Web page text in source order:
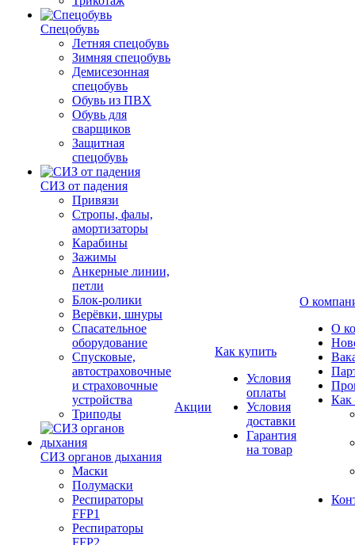
Спецобувь
Летняя спецобувь
Зимняя спецобувь
Демисезонная
спецобувь
Обувь из ПВХ
Обувь для
сварщиков
Защитная
спецобувь
СИЗ от падения
Привязи
Стропы, фалы,
амортизаторы
Карабины
Зажимы
Анкерные линии,
петли
Блок-ролики
Верёвки, шнуры
Спасательное
оборудование
Спусковые,
автостраховочные
и страховочные
устройства
Триподы
СИЗ органов дыхания
Маски
Полумаски
Респираторы
FFP1
Респираторы
FFP2
Акции
Как купить
Условия
оплаты
Условия
доставки
Гарантия
на товар
О
О
Как